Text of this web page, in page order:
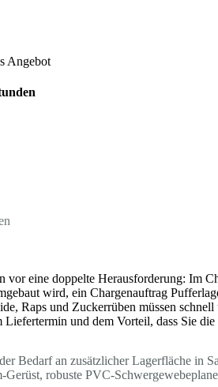
Angebot
vor eine doppelte Herausforderung: Im
wird, ein Chargenauftrag
Raps und Zuckerrüben müssen
und dem Vorteil, dass Sie
Bedarf an zusätzlicher Lagerfläche in
robuste PVC-